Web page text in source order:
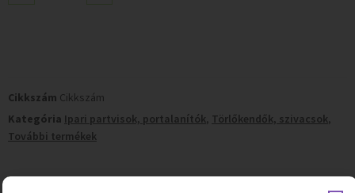
Cikkszám Cikkszám
Kategória Ipari partvisok, portalanítók, Törlőkendők, szivacsok,
További termékek